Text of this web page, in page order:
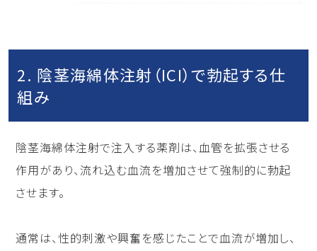
2. 陰茎海綿体注射（ICI）で勃起する仕
組み
陰茎海綿体注射で注入する薬剤は、血管を拡張させる
作用があり、流れ込む血流を増加させて強制的に勃起
させます。
通常は、性的刺激や興奮を感じたことで血流が増加し、